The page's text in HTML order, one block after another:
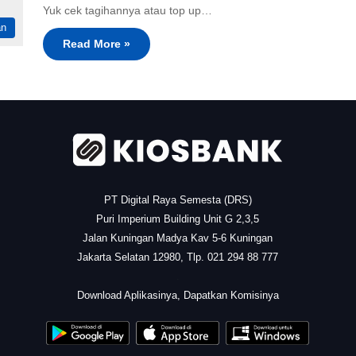
Yuk cek tagihannya atau top up…
Read More »
PT Digital Raya Semesta (DRS)
Puri Imperium Building Unit G 2,3,5
Jalan Kuningan Madya Kav 5-6 Kuningan
Jakarta Selatan 12980, Tlp. 021 294 88 777
Download Aplikasinya, Dapatkan Komisinya